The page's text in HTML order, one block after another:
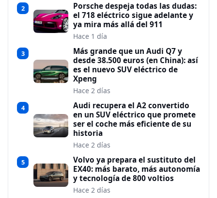
2
Porsche despeja todas las dudas:
el 718 eléctrico sigue adelante y
ya mira más allá del 911
Hace 1 día
3
Más grande que un Audi Q7 y
desde 38.500 euros (en China): así
es el nuevo SUV eléctrico de
Xpeng
Hace 2 días
4
Audi recupera el A2 convertido
en un SUV eléctrico que promete
ser el coche más eficiente de su
historia
Hace 2 días
5
Volvo ya prepara el sustituto del
EX40: más barato, más autonomía
y tecnología de 800 voltios
Hace 2 días